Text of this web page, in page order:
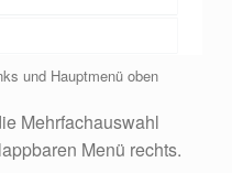
und Hauptmenü oben
Mehrfachauswahl
Menü rechts.